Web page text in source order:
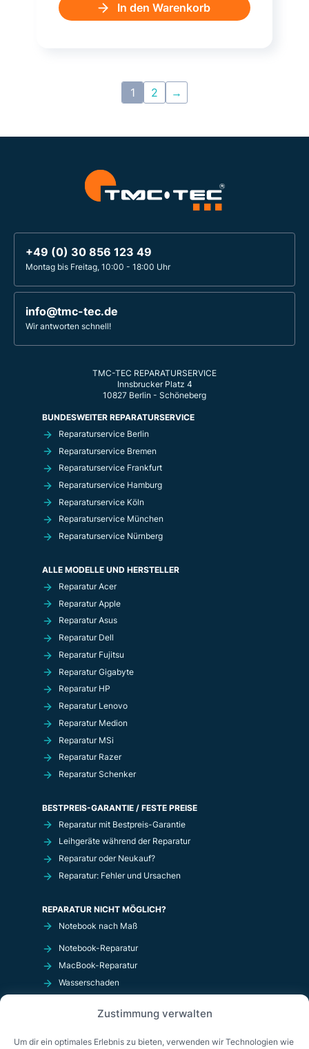
Zustimmung verwalten
Um dir ein optimales Erlebnis zu bieten, verwenden wir Technologien wie
In den Warenkorb
1 2 →
+49 (0) 30 856 123 49
Montag bis Freitag, 10:00 - 18:00 Uhr
info@tmc-tec.de
Wir antworten schnell!
TMC-TEC REPARATURSERVICE
Innsbrucker Platz 4
10827 Berlin - Schöneberg
BUNDESWEITER REPARATURSERVICE
Reparaturservice Berlin
Reparaturservice Bremen
Reparaturservice Frankfurt
Reparaturservice Hamburg
Reparaturservice Köln
Reparaturservice München
Reparaturservice Nürnberg
ALLE MODELLE UND HERSTELLER
Reparatur Acer
Reparatur Apple
Reparatur Asus
Reparatur Dell
Reparatur Fujitsu
Reparatur Gigabyte
Reparatur HP
Reparatur Lenovo
Reparatur Medion
Reparatur MSi
Reparatur Razer
Reparatur Schenker
BESTPREIS-GARANTIE / FESTE PREISE
Reparatur mit Bestpreis-Garantie
Leihgeräte während der Reparatur
Reparatur oder Neukauf?
Reparatur: Fehler und Ursachen
REPARATUR NICHT MÖGLICH?
Notebook nach Maß
Notebook-Reparatur
MacBook-Reparatur
Wasserschaden
OnlineShop